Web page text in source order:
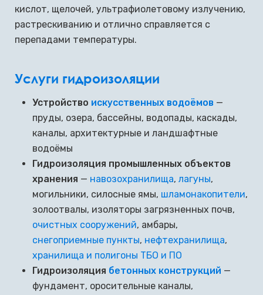
кислот, щелочей, ультрафиолетовому излучению,
растрескиванию и отлично справляется с
перепадами температуры.
Услуги гидроизоляции
Устройство искусственных водоёмов —
пруды, озера, бассейны, водопады, каскады,
каналы, архитектурные и ландшафтные
водоёмы
Гидроизоляция промышленных объектов
хранения — навозохранилища, лагуны,
могильники, силосные ямы, шламонакопители,
золоотвалы, изоляторы загрязненных почв,
очистных сооружений, амбары,
снегоприемные пункты, нефтехранилища,
хранилища и полигоны ТБО и ПО
Гидроизоляция бетонных конструкций —
фундамент, оросительные каналы,